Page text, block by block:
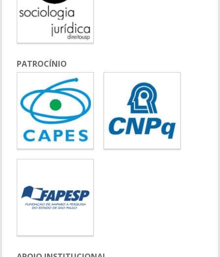
PATROCÍNIO